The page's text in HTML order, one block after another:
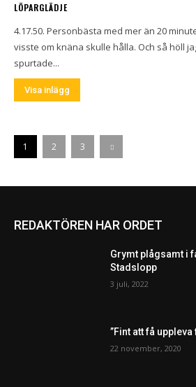
LÖPARGLÄDJE
4.17.50. Personbästa med mer än 20
visste om knäna skulle hålla. Och så höll
spurtade...
Visa inlägg
1 2 3
REDAKTÖREN HAR ORDET
Grymt plågsamt i
Stadslopp
3 juli, 2022
”Fint att få
22 november, 2020